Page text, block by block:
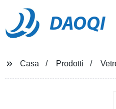
DAOQI
Casa Prodotti